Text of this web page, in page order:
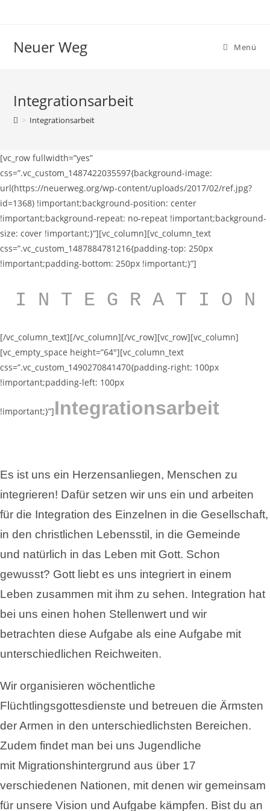
Neuer Weg Menü
Integrationsarbeit
> Integrationsarbeit
[vc_row fullwidth=”yes”
css=”.vc_custom_1487422035597{background-image:
url(https://neuerweg.org/wp-content/uploads/2017/02/ref.jpg?
id=1368) !important;background-position: center
!important;background-repeat: no-repeat !important;background-
size: cover !important;}”][vc_column][vc_column_text
css=”.vc_custom_1487884781216{padding-top: 250px
!important;padding-bottom: 250px !important;}”]
I N T E G R A T I O N
[/vc_column_text][/vc_column][/vc_row][vc_row][vc_column]
[vc_empty_space height=”64″][vc_column_text
css=”.vc_custom_1490270841470{padding-right: 100px
!important;padding-left: 100px
!important;}”]Integrationsarbeit
Es ist uns ein Herzensanliegen, Menschen zu
integrieren! Dafür setzen wir uns ein und arbeiten
für die Integration des Einzelnen in die Gesellschaft,
in den christlichen Lebensstil, in die Gemeinde
und natürlich in das Leben mit Gott. Schon
gewusst? Gott liebt es uns integriert in einem
Leben zusammen mit ihm zu sehen. Integration hat
bei uns einen hohen Stellenwert und wir
betrachten diese Aufgabe als eine Aufgabe mit
unterschiedlichen Reichweiten.
Wir organisieren wöchentliche
Flüchtlingsgottesdienste und betreuen die Ärmsten
der Armen in den unterschiedlichsten Bereichen.
Zudem findet man bei uns Jugendliche
mit Migrationshintergrund aus über 17
verschiedenen Nationen, mit denen wir gemeinsam
für unsere Vision und Aufgabe kämpfen. Bist du an